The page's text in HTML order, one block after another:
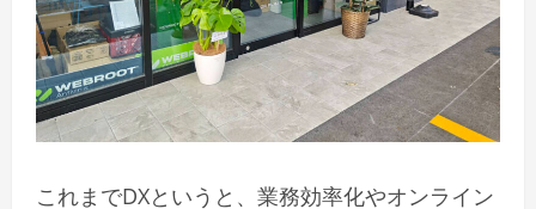
これまでDXというと、業務効率化やオンライン